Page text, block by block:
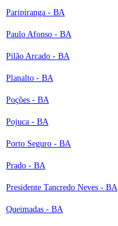
Paripiranga - BA
Paulo Afonso - BA
Pilão Arcado - BA
Planalto - BA
Poções - BA
Pojuca - BA
Porto Seguro - BA
Prado - BA
Presidente Tancredo Neves - BA
Queimadas - BA